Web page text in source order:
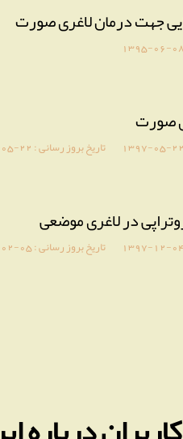
جهت درمان لاغری صورت
1395-06-08
صورت
1397-05-22 تاریخ بروز رسانی :22
در لاغری موضعی
1397-12-04 تاریخ بروز رسانی :05